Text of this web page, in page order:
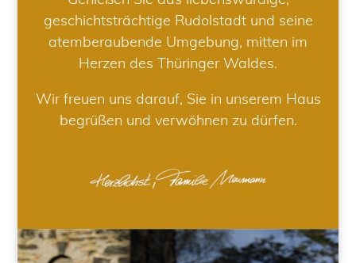
geschichtsträchtige Rudolstadt und seine
atemberaubende Umgebung, mitten im
Herzen des Thüringer Waldes.
Wir freuen uns darauf, Sie in unserem Haus
begrüßen und verwöhnen zu dürfen.